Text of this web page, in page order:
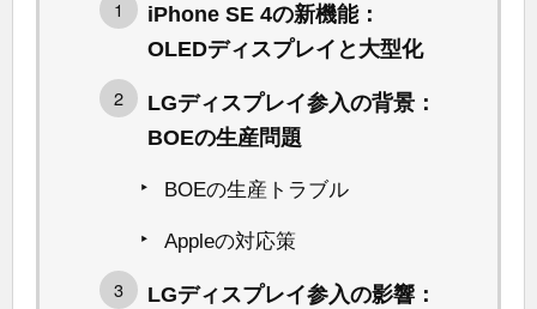
iPhone SE 4の新機能：
OLEDディスプレイと大型化
LGディスプレイ参入の背景：
BOEの生産問題
BOEの生産トラブル
Appleの対応策
LGディスプレイ参入の影響：